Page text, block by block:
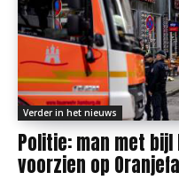
Verder in het nieuws
Politie: man met
voorzien op